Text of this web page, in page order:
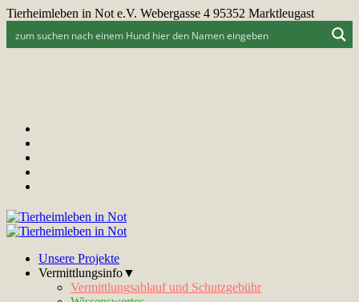
Tierheimleben in Not e.V. Webergasse 4 95352 Marktleugast
Unsere Projekte
Vermittlungsinfo▼
Vermittlungsablauf und Schutzgebühr